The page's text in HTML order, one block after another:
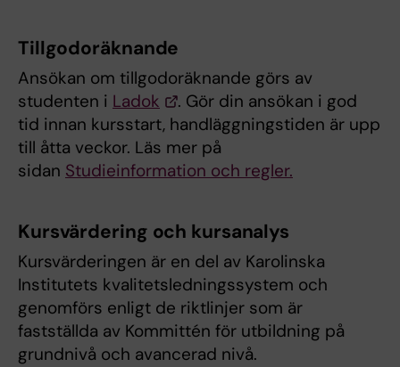
Tillgodoräknande
Ansökan om tillgodoräknande görs av
studenten i Ladok
. Gör din ansökan i god
tid innan kursstart, handläggningstiden är upp
till åtta veckor. Läs mer på
sidan Studieinformation och regler.
Kursvärdering och kursanalys
Kursvärderingen är en del av Karolinska
Institutets kvalitetsledningssystem och
genomförs enligt de riktlinjer som är
fastställda av Kommittén för utbildning på
grundnivå och avancerad nivå.